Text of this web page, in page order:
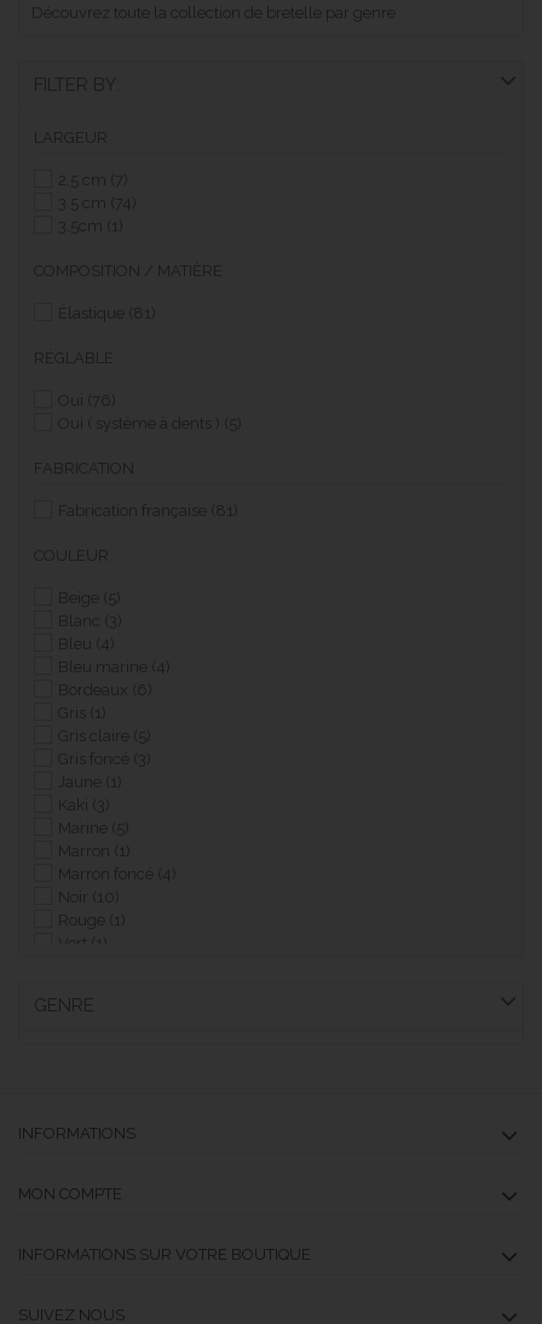
Découvrez toute la collection de bretelle par genre
FILTER BY:
LARGEUR
2.5 cm
(7)
3.5 cm
(74)
3.5cm
(1)
COMPOSITION / MATIÈRE
Élastique (81)
RÉGLABLE
Oui (76)
Oui ( système à dents )
(5)
FABRICATION
Fabrication française (81)
COULEUR
Beige
(5)
Blanc
(3)
Bleu (4)
Bleu marine
(4)
Bordeaux (6)
Gris
(1)
Gris claire
(5)
Gris foncé
(3)
Jaune
(1)
Kaki (3)
Marine
(5)
Marron
(1)
Marron foncé
(4)
Noir (10)
Rouge
(1)
Vert (1)
GENRE
INFORMATIONS
MON COMPTE
INFORMATIONS SUR VOTRE BOUTIQUE
SUIVEZ NOUS